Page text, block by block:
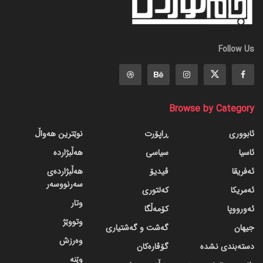
Follow Us
Browse by Category
ئابووری
ئاسیا
ئەفریقا
ئەمریکا
ئەورووپا
جیهان
دسته‌بندی نشده
ڕاپۆرت
سیاسی
ڤیدیۆ
کەلتوری
کۆمەڵگا
گه‌شت و گه‌شتیاری
گۆڤاره‌کان
نوێترین هەواڵ
هەڵبژاردە
هەڵبژاردەی
سەرنووسەر
وتار
وتووێژ
وەرزش
وێنە